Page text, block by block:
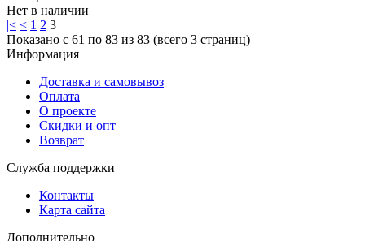
Нет в наличии
|< < 1 2 3
Показано с 61 по 83 из 83 (всего 3 страниц)
Информация
Доставка и самовывоз
Оплата
О проекте
Скидки и опт
Возврат
Служба поддержки
Контакты
Карта сайта
Дополнительно